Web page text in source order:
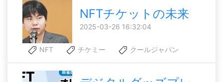
NFTチケットの未来
2025-03-26 16:32:04
NFT チケミー クールジャパン